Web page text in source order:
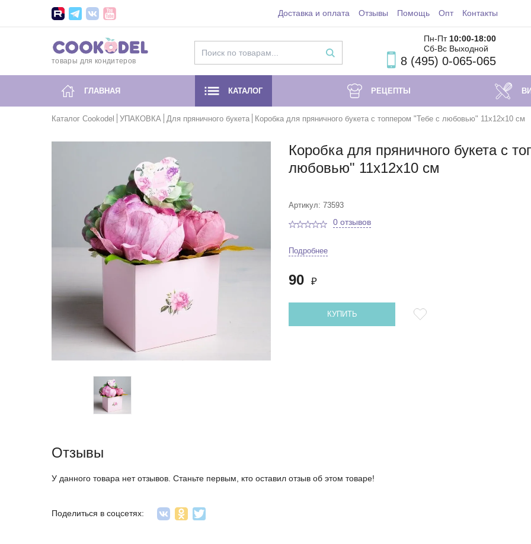
Доставка и оплата Отзывы Помощь Опт Контакты
товары для кондитеров
Пн-Пт 10:00-18:00
Сб-Вс Выходной
8 (495) 0-065-065
ГЛАВНАЯ КАТАЛОГ РЕЦЕПТЫ
Каталог Cookodel УПАКОВКА Для пряничного букета Коробка для пряничного букета с топпером "Тебе с любовью" 11х12х10 см
Коробка для пряничного букета с
любовью" 11х12х10 см
Артикул: 73593
0 отзывов
Подробнее
90 ₽
КУПИТЬ
Отзывы
У данного товара нет отзывов. Станьте первым, кто оставил отзыв об этом товаре!
Поделиться в соцсетях: